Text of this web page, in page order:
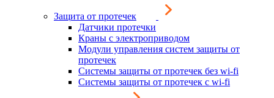
Защита от протечек
Датчики протечки
Краны с электроприводом
Модули управления систем защиты от
протечек
Системы защиты от протечек без wi-fi
Системы защиты от протечек с wi-fi